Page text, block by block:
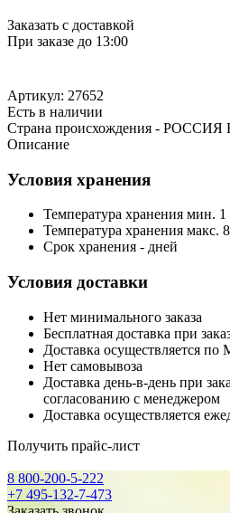
Заказать с доставкой
При заказе до 13:00
Артикул: 27652
Есть в наличии
Страна происхождения - РОССИЯ
Описание
Условия хранения
Температура хранения мин. 1
Температура хранения макс.
Срок хранения - дней
Условия доставки
Нет минимального заказа
Бесплатная доставка при
Доставка осуществляется по
Нет самовывоза
Доставка день-в-день при
согласованию с менеджером
Доставка осуществляется
Получить прайс-лист
8 800-200-5-222
+7 495-132-7-473